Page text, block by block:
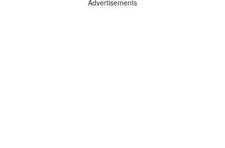
Advertisements